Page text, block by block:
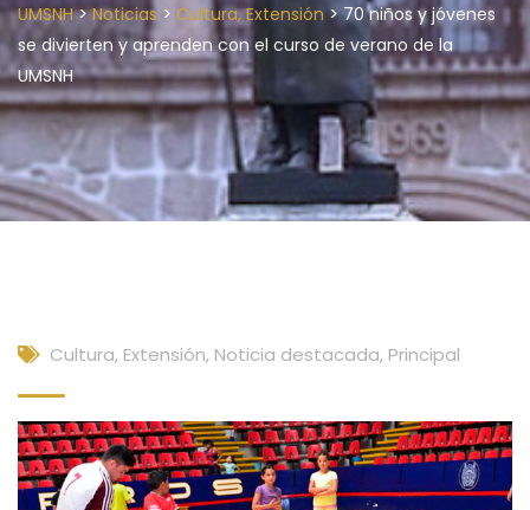
UMSNH>Noticias > Cultura, Extensión >70 niños y jóvenes
se divierten y aprenden con el curso de verano de la
UMSNH
Cultura, Extensión, Noticia destacada, Principal